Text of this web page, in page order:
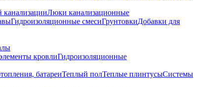
Люки канализационные
Гидроизоляционные смесиГрунтовкиДобавки для
кровлиГидроизоляционные
батареиТеплый полТеплые плинтусыСистемы